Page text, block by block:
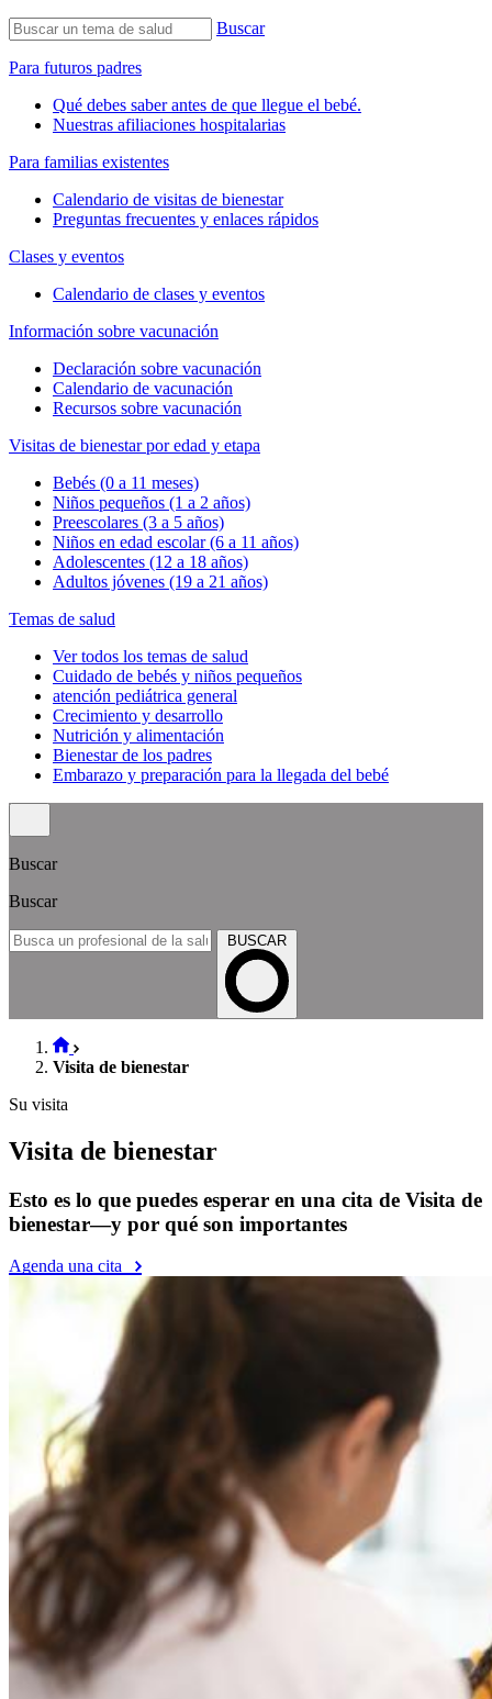
Buscar
Para futuros padres
Qué debes saber antes de que llegue el bebé.
Nuestras afiliaciones hospitalarias
Para familias existentes
Calendario de visitas de bienestar
Preguntas frecuentes y enlaces rápidos
Clases y eventos
Calendario de clases y eventos
Información sobre vacunación
Declaración sobre vacunación
Calendario de vacunación
Recursos sobre vacunación
Visitas de bienestar por edad y etapa
Bebés (0 a 11 meses)
Niños pequeños (1 a 2 años)
Preescolares (3 a 5 años)
Niños en edad escolar (6 a 11 años)
Adolescentes (12 a 18 años)
Adultos jóvenes (19 a 21 años)
Temas de salud
Ver todos los temas de salud
Cuidado de bebés y niños pequeños
atención pediátrica general
Crecimiento y desarrollo
Nutrición y alimentación
Bienestar de los padres
Embarazo y preparación para la llegada del bebé
Buscar
Buscar
BUSCAR
Visita de bienestar
Su visita
Visita de bienestar
Esto es lo que puedes esperar en una cita de Visita de
bienestar—y por qué son importantes
Agenda una cita